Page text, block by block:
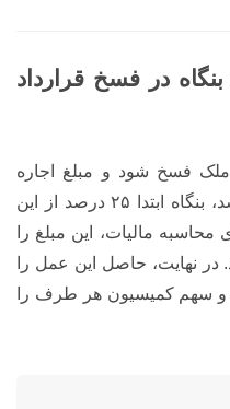
در فسخ قرارداد
فسخ شود و مبلغ اجاره
ماهانه آن مثلاً ۲ میلیون تومان باشد، بنگاه ابتدا ۲۵ درصد از این
مالیات، این مبلغ را
در نهایت، حاصل این عمل را
و سهم کمیسیون هر طرف را